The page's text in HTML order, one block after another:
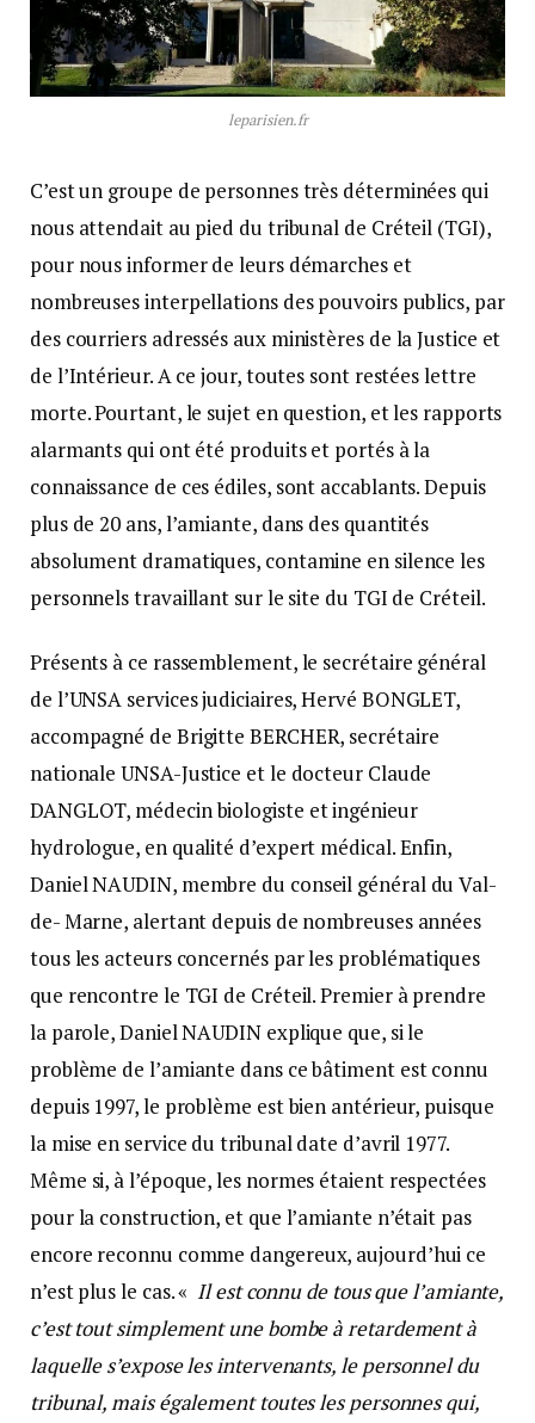
leparisien.fr
C’est un groupe de personnes très déterminées qui
nous attendait au pied du tribunal de Créteil (TGI),
pour nous informer de leurs démarches et
nombreuses interpellations des pouvoirs publics, par
des courriers adressés aux ministères de la Justice et
de l’Intérieur. A ce jour, toutes sont restées lettre
morte. Pourtant, le sujet en question, et les rapports
alarmants qui ont été produits et portés à la
connaissance de ces édiles, sont accablants. Depuis
plus de 20 ans, l’amiante, dans des quantités
absolument dramatiques, contamine en silence les
personnels travaillant sur le site du TGI de Créteil.
Présents à ce rassemblement, le secrétaire général
de l’UNSA services judiciaires, Hervé BONGLET,
accompagné de Brigitte BERCHER, secrétaire
nationale UNSA-Justice et le docteur Claude
DANGLOT, médecin biologiste et ingénieur
hydrologue, en qualité d’expert médical. Enfin,
Daniel NAUDIN, membre du conseil général du Val-
de- Marne, alertant depuis de nombreuses années
tous les acteurs concernés par les problématiques
que rencontre le TGI de Créteil. Premier à prendre
la parole, Daniel NAUDIN explique que, si le
problème de l’amiante dans ce bâtiment est connu
depuis 1997, le problème est bien antérieur, puisque
la mise en service du tribunal date d’avril 1977.
Même si, à l’époque, les normes étaient respectées
pour la construction, et que l’amiante n’était pas
encore reconnu comme dangereux, aujourd’hui ce
n’est plus le cas. « Il est connu de tous que l’amiante,
c’est tout simplement une bombe à retardement à
laquelle s’expose les intervenants, le personnel du
tribunal, mais également toutes les personnes qui,